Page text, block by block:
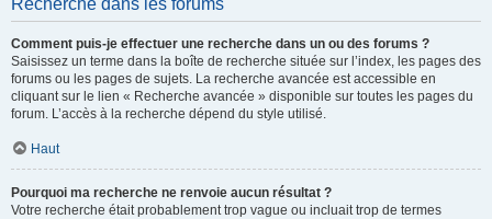
Recherche dans les forums
Comment puis-je effectuer une recherche dans un ou des forums ?
Saisissez un terme dans la boîte de recherche située sur l’index, les pages des
forums ou les pages de sujets. La recherche avancée est accessible en
cliquant sur le lien « Recherche avancée » disponible sur toutes les pages du
forum. L’accès à la recherche dépend du style utilisé.
Haut
Pourquoi ma recherche ne renvoie aucun résultat ?
Votre recherche était probablement trop vague ou incluait trop de termes